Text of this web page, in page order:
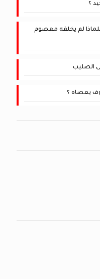
؟
فلماذا لم يخلقه معصوم
الصليب
يعصاه ؟